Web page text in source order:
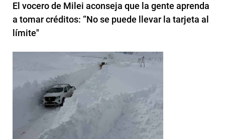
El vocero de Milei aconseja que la gente aprenda
a tomar créditos: “No se puede llevar la tarjeta al
límite"